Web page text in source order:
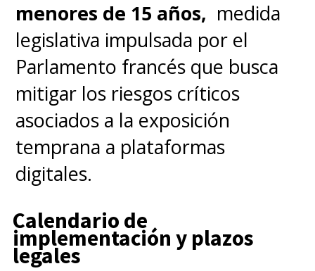
¿Cuándo llegará esta
actualización?
Actualmente, el modo“Living
Room”se encuentra en una
etapa experimental. Discord aún
no ha confirmado una fecha de
despliegue final dependerá de
los resultados de las pruebas
menores de 15 años, medida
legislativa impulsada por el
Parlamento francés que busca
mitigar los riesgos críticos
asociados a la exposición
temprana a plataformas
digitales.
Calendario de
implementación y plazos
legales